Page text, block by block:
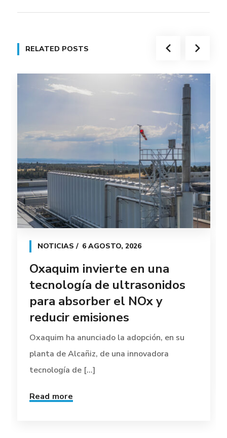
RELATED POSTS
NOTICIAS 6 AGOSTO, 2026
Oxaquim invierte en una
tecnología de ultrasonidos
para absorber el NOx y
reducir emisiones
Oxaquim ha anunciado la adopción, en su
planta de Alcañiz, de una innovadora
tecnología de [...]
Read more